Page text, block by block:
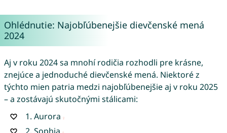
Ohlédnutie: Najobľúbenejšie dievčenské mená
2024
Aj v roku 2024 sa mnohí rodičia rozhodli pre krásne,
znejúce a jednoduché dievčenské mená. Niektoré z
týchto mien patria medzi najobľúbenejšie aj v roku 2025
– a zostávajú skutočnými stálicami:
1. Aurora